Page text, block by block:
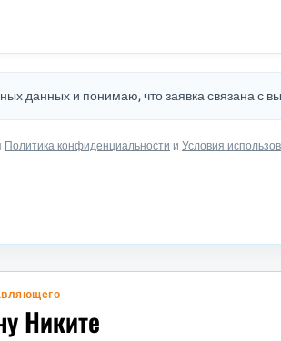
данных и понимаю, что заявка связана
Политика конфиденциальности и Условия
Никите